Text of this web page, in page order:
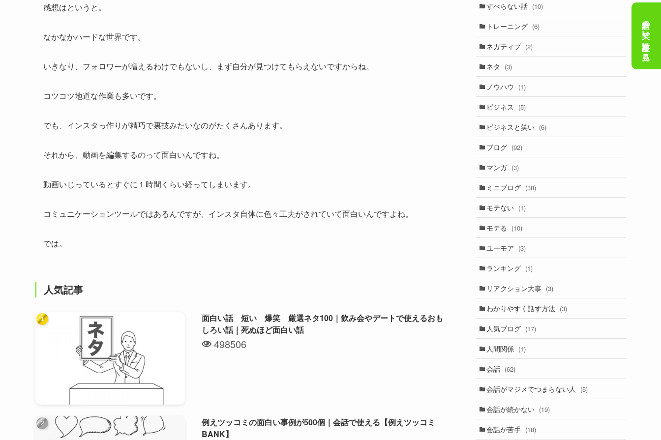
感想はというと。
なかなかハードな世界です。
いきなり、フォロワーが増えるわけでもないし、まず自分が見つけてもらえないですからね。
コツコツ地道な作業も多いです。
でも、インスタっ作りが精巧で裏技みたいなのがたくさんあります。
それから、動画を編集するのって面白いんですね。
動画いじっているとすぐに１時間くらい経ってしまいます。
コミュニケーションツールではあるんですが、インスタ自体に色々工夫がされていて面白いんですよね。
では。
人気記事
面白い話 短い 爆笑 厳選ネタ100｜飲み会やデートで使えるおも
しろい話｜死ぬほど面白い話
498506
例えツッコミの面白い事例が500個｜会話で使える【例えツッコミ
BANK】
すべらない話 (10)
トレーニング (6)
ネガティブ (2)
ネタ (3)
ノウハウ (1)
ビジネス (5)
ビジネスと笑い (6)
ブログ (92)
マンガ (3)
ミニブログ (38)
モテない (1)
モテる (10)
ユーモア (3)
ランキング (1)
リアクション大事 (3)
わかりやすく話す方法 (3)
人気ブログ (17)
人間関係 (1)
会話 (62)
会話がマジメでつまらない人 (5)
会話が続かない (19)
会話が苦手 (18)
会話の笑い講座を見る